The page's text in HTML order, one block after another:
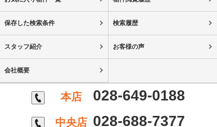
保存した検索条件 検索履歴
スタッフ紹介 お客様の声
会社概要
本店 028-649-0188
中央店 028-688-7377